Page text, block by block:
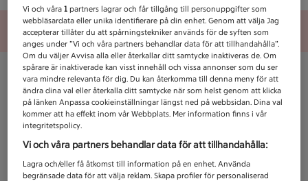
Unknown error
Vi och våra1 partners lagrar och får tillgång till personuppgifter som
webbläsardata eller unika identifierare på din enhet. Genom att välja Jag
accepterar tillåter du att spårningstekniker används för de syften som
anges under ”Vi och våra partners behandlar data för att tillhandahålla”.
Om du väljer Avvisa alla eller återkallar ditt samtycke inaktiveras de. Om
spårare är inaktiverade kan visst innehåll och vissa annonser som du ser
vara mindre relevanta för dig. Du kan återkomma till denna meny för att
ändra dina val eller återkalla ditt samtycke när som helst genom att klicka
på länken Anpassa cookieinställningar längst ned på webbsidan. Dina val
kommer att ha effekt inom vår Webbplats. Mer information finns i vår
integritetspolicy.
Vi och våra partners behandlar data för att tillhandahålla:
Lagra och/eller få åtkomst till information på en enhet. Använda
begränsade data för att välja reklam. Skapa profiler för personaliserad